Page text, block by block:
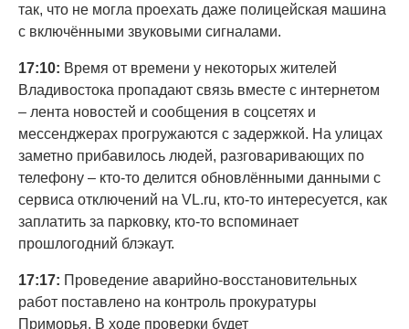
так, что не могла проехать даже полицейская машина
с включёнными звуковыми сигналами.
17:10: Время от времени у некоторых жителей
Владивостока пропадают связь вместе с интернетом
– лента новостей и сообщения в соцсетях и
мессенджерах прогружаются с задержкой. На улицах
заметно прибавилось людей, разговаривающих по
телефону – кто-то делится обновлёнными данными с
сервиса отключений на VL.ru, кто-то интересуется, как
заплатить за парковку, кто-то вспоминает
прошлогодний блэкаут.
17:17: Проведение аварийно-восстановительных
работ поставлено на контроль прокуратуры
Приморья. В ходе проверки будет